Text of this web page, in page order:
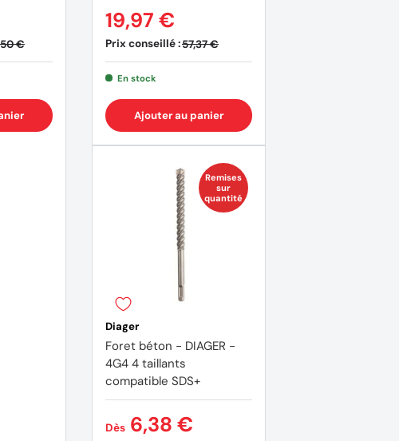
€ Prix conseillé :57,37 €
19,97 €
En stock
Ajouter au panier
Remises
sur
quantité
Diager
Foret béton - DIAGER -
4G4 4 taillants
compatible SDS+
Dès 6,38 €